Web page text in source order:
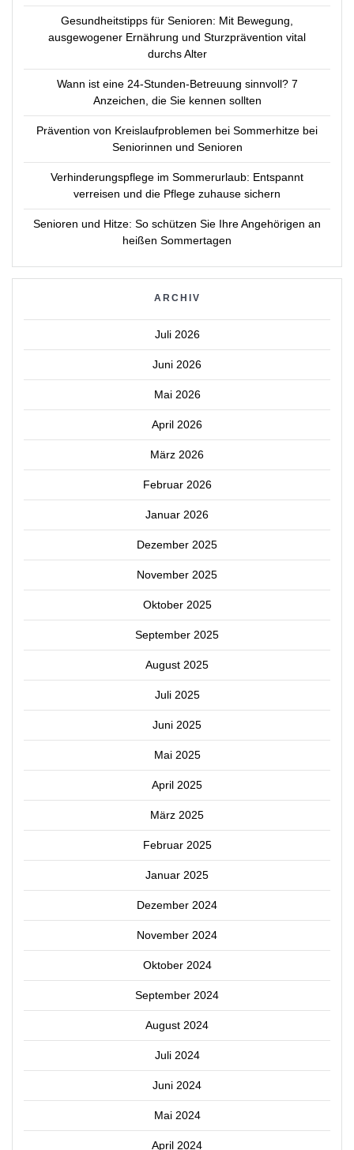
Gesundheitstipps für Senioren: Mit Bewegung,
ausgewogener Ernährung und Sturzprävention vital
durchs Alter
Wann ist eine 24-Stunden-Betreuung sinnvoll? 7
Anzeichen, die Sie kennen sollten
Prävention von Kreislaufproblemen bei Sommerhitze bei
Seniorinnen und Senioren
Verhinderungspflege im Sommerurlaub: Entspannt
verreisen und die Pflege zuhause sichern
Senioren und Hitze: So schützen Sie Ihre Angehörigen an
heißen Sommertagen
ARCHIV
Juli 2026
Juni 2026
Mai 2026
April 2026
März 2026
Februar 2026
Januar 2026
Dezember 2025
November 2025
Oktober 2025
September 2025
August 2025
Juli 2025
Juni 2025
Mai 2025
April 2025
März 2025
Februar 2025
Januar 2025
Dezember 2024
November 2024
Oktober 2024
September 2024
August 2024
Juli 2024
Juni 2024
Mai 2024
April 2024